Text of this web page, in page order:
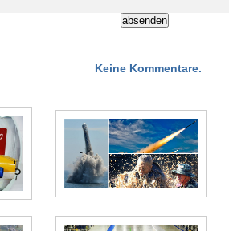
Keine Kommentare.